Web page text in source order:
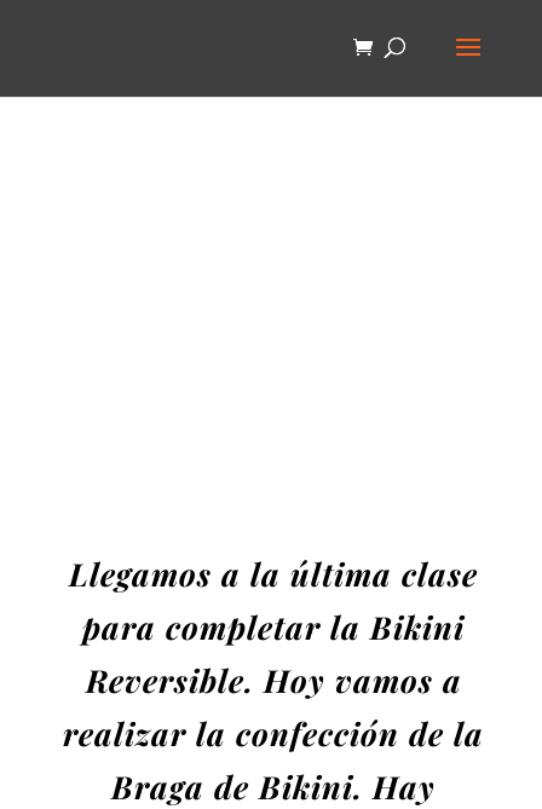
Llegamos a la última clase
para completar la Bikini
Reversible. Hoy vamos a
realizar la confección de la
Braga de Bikini. Hay